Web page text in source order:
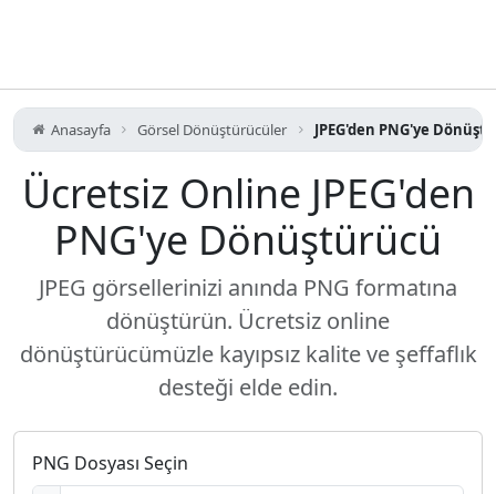
Anasayfa Görsel Dönüştürücüler JPEG'den PNG'ye
Ücretsiz Online JPEG'den
PNG'ye Dönüştürücü
JPEG görsellerinizi anında PNG formatına
dönüştürün. Ücretsiz online
dönüştürücümüzle kayıpsız kalite ve şeffaflık
desteği elde edin.
PNG Dosyası Seçin